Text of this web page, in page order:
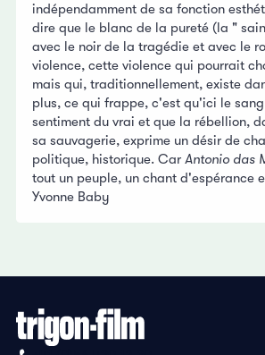
indépendamment de sa fonction
dire que le blanc de la pureté (la " sainte ") contraste
avec le noir de la tragédie et avec le rouge de la
violence, cette violence qui pourrait choquer certains
mais qui, traditionnellement, existe
plus, ce qui frappe, c'est qu'ici le
sentiment du vrai et que la rébellion, dans son anarchie,
sa sauvagerie, exprime un désir de changement social,
politique, historique. Car Antonio das
tout un peuple, un chant d'espérance
Yvonne Baby